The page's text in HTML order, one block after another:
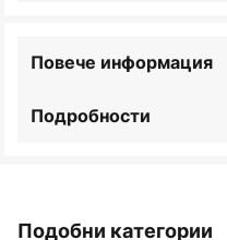
Подробности
Повече информация
Подобни категории